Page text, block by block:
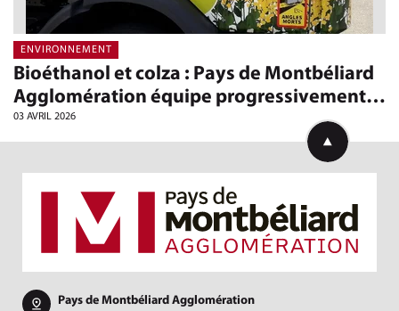
Bioéthanol et colza : Pays de Montbéliard
Agglomération équipe progressivement…
03 AVRIL 2026
ENVIRONNEMENT
Retourner en
Pays de Montbéliard Agglomération